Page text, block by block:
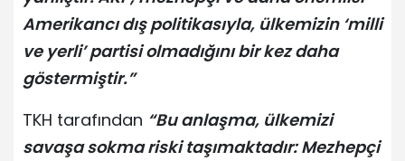
Amerikancı dış politikasıyla, ülkemizin ‘milli
ve yerli’ partisi olmadığını bir kez daha
göstermiştir.”
TKH tarafından “Bu anlaşma, ülkemizi
savaşa sokma riski taşımaktadır: Mezhepçi